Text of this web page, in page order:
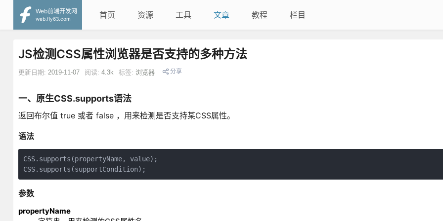
Web前端开发网
web.fly63.com
首页 资源 工具 文章 教程 栏目
JS检测CSS属性浏览器是否支持的多种方法
更新日期: 2019-11-07 阅读: 4.3k 标签: 浏览器 分享
一、原生CSS.supports语法
返回布尔值 true 或者 false ，用来检测是否支持某CSS属性。
语法
CSS.supports(propertyName, value);
CSS.supports(supportCondition);
参数
propertyName